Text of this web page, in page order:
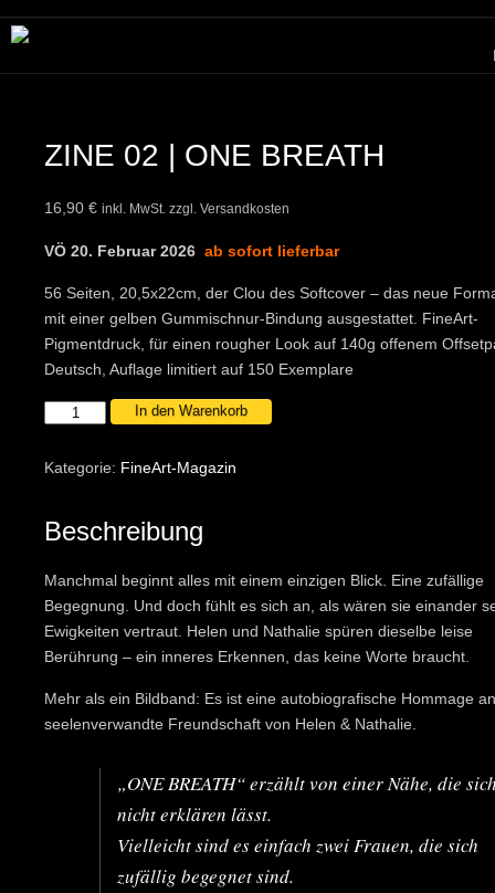
ZINE 02 | ONE BREATH
16,90 € inkl. MwSt. zzgl. Versandkosten
VÖ 20. Februar 2026 ab sofort lieferbar
56 Seiten, 20,5x22cm, der Clou des Softcover – das neue
mit einer gelben Gummischnur-Bindung ausgestattet. FineArt-
Pigmentdruck, für einen rougher Look auf 140g offenem
Deutsch, Auflage limitiert auf 150 Exemplare
ZINE
|
Menge
In den Warenkorb
Kategorie: FineArt-Magazin
Beschreibung
Manchmal beginnt alles mit einem einzigen Blick. Eine zufällige
Begegnung. Und doch fühlt es sich an, als wären sie einander
Ewigkeiten vertraut. Helen und Nathalie spüren dieselbe leise
Berührung – ein inneres Erkennen, das keine Worte braucht.
Mehr als ein Bildband: Es ist eine autobiografische Hommage
seelenverwandte Freundschaft von Helen & Nathalie.
„ONE BREATH“ erzählt von einer Nähe, die
nicht erklären lässt.
Vielleicht sind es einfach zwei Frauen, die sich
zufällig begegnet sind.